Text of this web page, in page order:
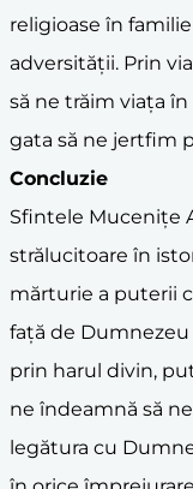
religioase în
adversității. Prin
să ne trăim viața
gata să ne jertfim
Concluzie
Sfintele Mucenițe
strălucitoare în
mărturie a puterii
față de Dumnezeu
prin harul divin,
ne îndeamnă să
legătura cu